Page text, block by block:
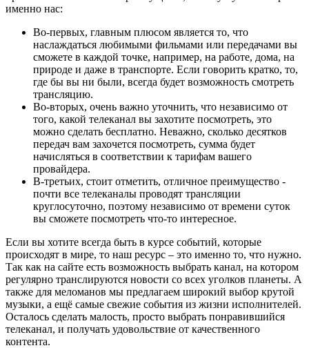
именно нас:
Во-первых, главным плюсом является то, что
наслаждаться любимыми фильмами или передачами вы
сможете в каждой точке, например, на работе, дома, на
природе и даже в транспорте. Если говорить кратко, то,
где бы вы ни были, всегда будет возможность смотреть
трансляцию.
Во-вторых, очень важно уточнить, что независимо от
того, какой телеканал вы захотите посмотреть, это
можно сделать бесплатно. Неважно, сколько десятков
передач вам захочется посмотреть, сумма будет
начисляться в соответствии к тарифам вашего
провайдера.
В-третьих, стоит отметить, отличное преимущество -
почти все телеканалы проводят трансляции
круглосуточно, поэтому независимо от времени суток
вы сможете посмотреть что-то интересное.
Если вы хотите всегда быть в курсе событий, которые
происходят в мире, то наш ресурс – это именно то, что нужно.
Так как на сайте есть возможность выбрать канал, на котором
регулярно транслируются новости со всех уголков планеты. А
также для меломанов мы предлагаем широкий выбор крутой
музыки, а ещё самые свежие события из жизни исполнителей.
Осталось сделать малость, просто выбрать понравившийся
телеканал, и получать удовольствие от качественного
контента.